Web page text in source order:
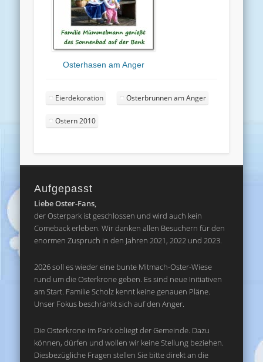
Osterhasen am Anger
Eierdekoration Osterbrunnen am Anger
Ostern 2010
Aufgepasst
Liebe Oster-Fans,
der Osterpark ist geschlossen und wird auch kein
Comeback erleben. Wir danken allen Besuchern für den
enormen Zuspruch in den Jahren 2021, 2022 und 2023.
2026 soll es wieder eine bunte Mitmach-Oster-Wiese
rund um die Osterkrone geben. Es sind neue Initiativen
am Start. Familie Scholz kennt keine genauen Pläne.
Unser Fokus beschränkt sich auf den Anger.
Die Osterkrone im Park obliegt der Gemeinde. Dazu
können, dürfen und wollen wir keine Stellung beziehen.
Diesbezügliche Fragen stellen Sie bitte direkt an die